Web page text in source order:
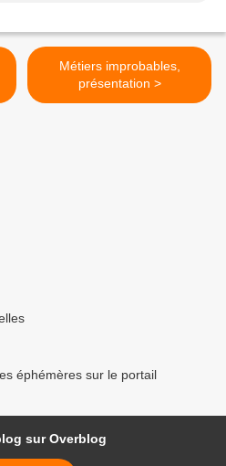
Métiers improbables,
présentation >
éphémères sur le portail
sur Overblog